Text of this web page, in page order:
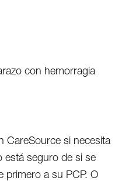
con hemorragia
CareSource si necesita
está seguro de si se
primero a su PCP. O